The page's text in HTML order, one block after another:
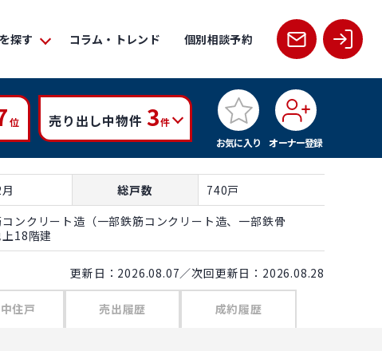
探す コラム・トレンド 個別相談予約
位 売り出し中物件 3件
お気に入り
オーナー登録
総戸数 740戸
ンクリート造（一部鉄筋コンクリート造、一部鉄骨
18階建
更新日：2026.08.07／次回更新日：2026.08.28
住戸 売出履歴 成約履歴